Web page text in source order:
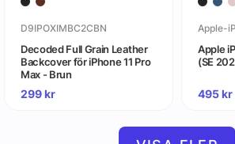
D9IPOXIMBC2CBN
Decoded Full Grain Leather
Backcover för iPhone 11 Pro
Max - Brun
299kr
Apple-
Apple
(SE
495kr